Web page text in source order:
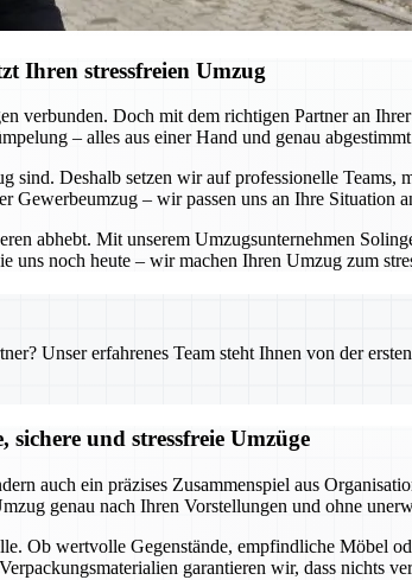
Ihren stressfreien Umzug
verbunden. Doch mit dem richtigen Partner an
– alles aus einer Hand und genau
Deshalb setzen wir auf professionelle
Gewerbeumzug – wir passen uns an Ihre Situation
abhebt. Mit unserem Umzugsunternehmen
uns noch heute – wir machen Ihren Umzug zum
Unser erfahrenes Team steht Ihnen von der
und stressfreie Umzüge
auch ein präzises Zusammenspiel aus
genau nach Ihren Vorstellungen und ohne
Ob wertvolle Gegenstände, empfindliche Möbel
garantieren wir, dass nichts